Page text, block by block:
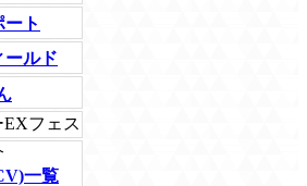
ート
ールド
フェス
一覧